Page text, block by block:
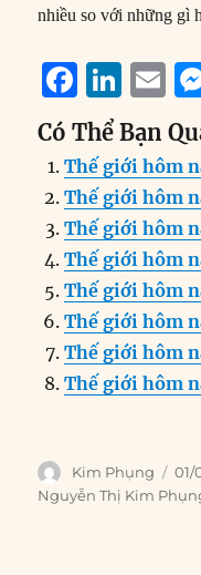
nhiều so với những gì
F
a
c
e
b
o
o
k
Li
n
k
e
d
I
n
E
m
ai
l
Có Thể Bạn
Thế giới hôm
Thế giới hôm
Thế giới hôm
Thế giới hôm
Thế giới hôm
Thế giới hôm
Thế giới hôm
Thế giới hôm
Author
Kim Phụng
on
01/
Nguyễn Thị Kim